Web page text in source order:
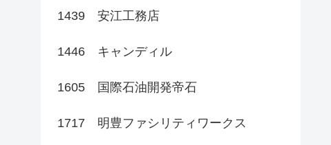
1439 安江工務店
1446 キャンディル
1605 国際石油開発帝石
1717 明豊ファシリティワークス